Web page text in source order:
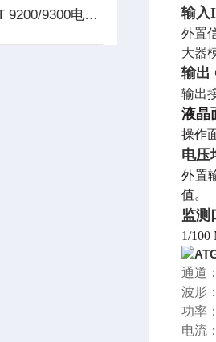
益和MICROTEST 9200/9300电源测试系统 输入
外置
大器
输出
输出
液晶
操作
电压
外置
值。
监测
1/
通道
波形
功率
电流